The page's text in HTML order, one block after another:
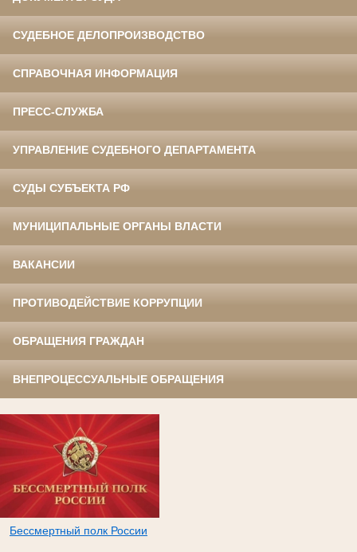
СУДЕБНОЕ ДЕЛОПРОИЗВОДСТВО
СПРАВОЧНАЯ ИНФОРМАЦИЯ
ПРЕСС-СЛУЖБА
УПРАВЛЕНИЕ СУДЕБНОГО ДЕПАРТАМЕНТА
СУДЫ СУБЪЕКТА РФ
МУНИЦИПАЛЬНЫЕ ОРГАНЫ ВЛАСТИ
ВАКАНСИИ
ПРОТИВОДЕЙСТВИЕ КОРРУПЦИИ
ОБРАЩЕНИЯ ГРАЖДАН
ВНЕПРОЦЕССУАЛЬНЫЕ ОБРАЩЕНИЯ
Бессмертный полк России